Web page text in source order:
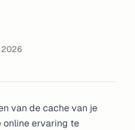
2026
van de cache van je
online ervaring te